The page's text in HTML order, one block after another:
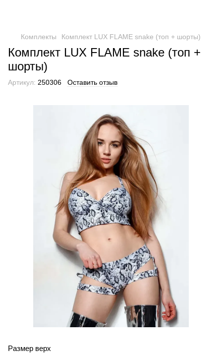
Комплекты Комплект LUX FLAME snake (топ + шорты)
Комплект LUX FLAME snake (топ +
шорты)
Артикул: 250306 Оставить отзыв
Размер верх